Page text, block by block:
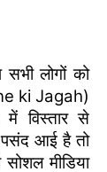
लोगों को
ki Jagah)
विस्तार से
पसंद आई है तो
मीडिया